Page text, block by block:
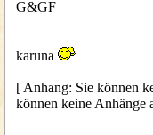
G&GF
karuna
[ Anhang: Sie können
können keine Anhänge